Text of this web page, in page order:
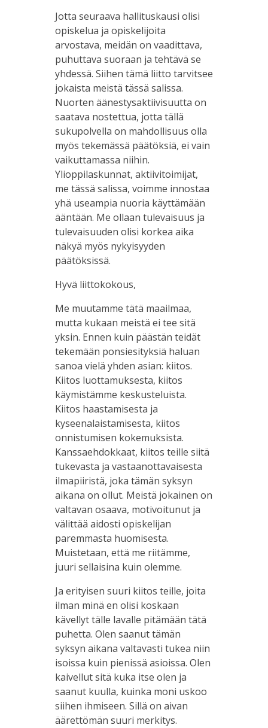
Jotta seuraava hallituskausi olisi
opiskelua ja opiskelijoita
arvostava, meidän on vaadittava,
puhuttava suoraan ja tehtävä se
yhdessä. Siihen tämä liitto tarvitsee
jokaista meistä tässä salissa.
Nuorten äänestysaktiivisuutta on
saatava nostettua, jotta tällä
sukupolvella on mahdollisuus olla
myös tekemässä päätöksiä, ei vain
vaikuttamassa niihin.
Ylioppilaskunnat, aktiivitoimijat,
me tässä salissa, voimme innostaa
yhä useampia nuoria käyttämään
ääntään. Me ollaan tulevaisuus ja
tulevaisuuden olisi korkea aika
näkyä myös nykyisyyden
päätöksissä.
Hyvä liittokokous,
Me muutamme tätä maailmaa,
mutta kukaan meistä ei tee sitä
yksin. Ennen kuin päästän teidät
tekemään ponsiesityksiä haluan
sanoa vielä yhden asian: kiitos.
Kiitos luottamuksesta, kiitos
käymistämme keskusteluista.
Kiitos haastamisesta ja
kyseenalaistamisesta, kiitos
onnistumisen kokemuksista.
Kanssaehdokkaat, kiitos teille siitä
tukevasta ja vastaanottavaisesta
ilmapiiristä, joka tämän syksyn
aikana on ollut. Meistä jokainen on
valtavan osaava, motivoitunut ja
välittää aidosti opiskelijan
paremmasta huomisesta.
Muistetaan, että me riitämme,
juuri sellaisina kuin olemme.
Ja erityisen suuri kiitos teille, joita
ilman minä en olisi koskaan
kävellyt tälle lavalle pitämään tätä
puhetta. Olen saanut tämän
syksyn aikana valtavasti tukea niin
isoissa kuin pienissä asioissa. Olen
kaivellut sitä kuka itse olen ja
saanut kuulla, kuinka moni uskoo
siihen ihmiseen. Sillä on aivan
äärettömän suuri merkitys.